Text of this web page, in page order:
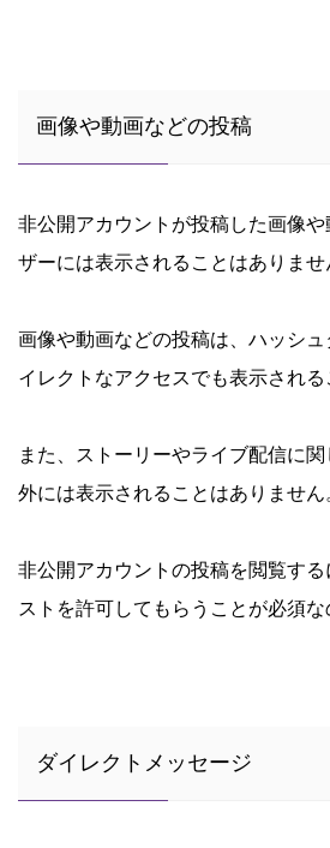
画像や動画などの投稿
非公開アカウントが投稿した画像
ザーには表示されることはありませ
画像や動画などの投稿は、ハッシ
イレクトなアクセスでも表示される
また、ストーリーやライブ配信に
外には表示されることはありません
非公開アカウントの投稿を閲覧す
ストを許可してもらうことが必須な
ダイレクトメッセージ